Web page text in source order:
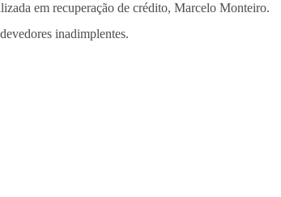
em recuperação de crédito, Marcelo Monteiro.
inadimplentes.